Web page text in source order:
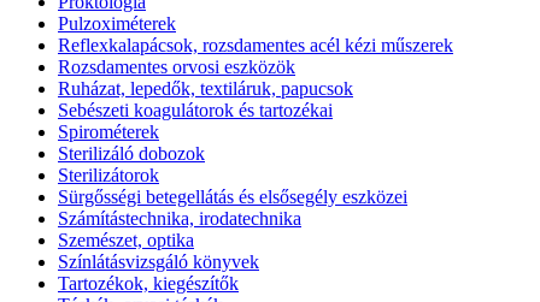
Pulzoximéterek
Reflexkalapácsok, rozsdamentes acél kézi műszerek
Rozsdamentes orvosi eszközök
Ruházat, lepedők, textiláruk, papucsok
Sebészeti koagulátorok és tartozékai
Spirométerek
Sterilizáló dobozok
Sterilizátorok
Sürgősségi betegellátás és elsősegély eszközei
Számítástechnika, irodatechnika
Szemészet, optika
Színlátásvizsgáló könyvek
Tartozékok, kiegészítők